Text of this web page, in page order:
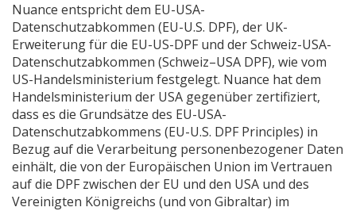
Nuance entspricht dem EU-USA-
Datenschutzabkommen (EU-U.S. DPF), der UK-
Erweiterung für die EU-US-DPF und der Schweiz-USA-
Datenschutzabkommen (Schweiz–USA DPF), wie vom
US-Handelsministerium festgelegt. Nuance hat dem
Handelsministerium der USA gegenüber zertifiziert,
dass es die Grundsätze des EU-USA-
Datenschutzabkommens (EU-U.S. DPF Principles) in
Bezug auf die Verarbeitung personenbezogener Daten
einhält, die von der Europäischen Union im Vertrauen
auf die DPF zwischen der EU und den USA und des
Vereinigten Königreichs (und von Gibraltar) im